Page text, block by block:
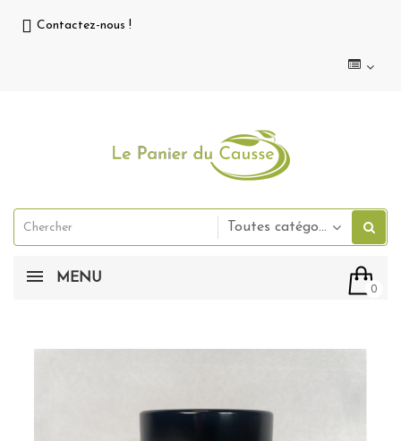
Contactez-nous !
Toutes catégories
0
MENU